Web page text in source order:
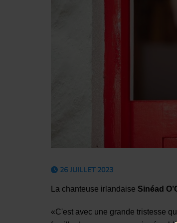
26 JUILLET 2023
La chanteuse irlandaise Sinéad
«C'est avec une grande tristesse